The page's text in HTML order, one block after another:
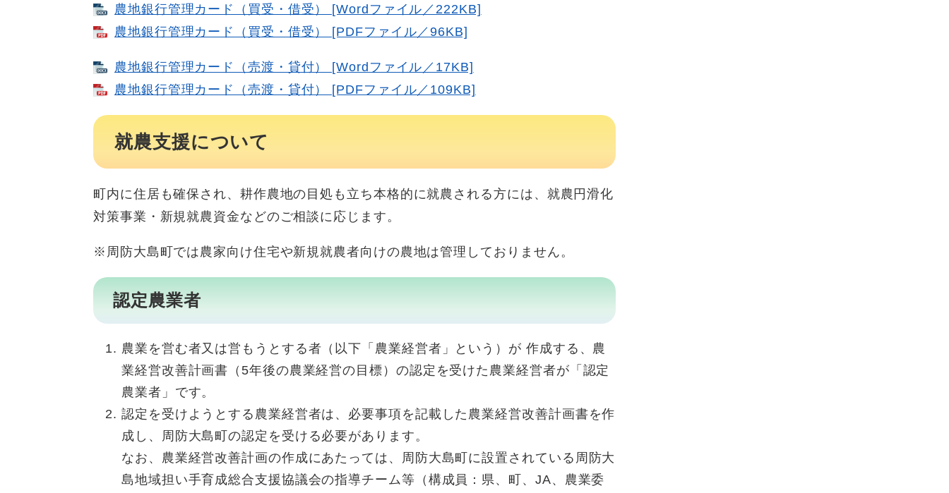
農地銀行管理カード（買受・借受） [Wordファイル／222KB]
農地銀行管理カード（買受・借受） [PDFファイル／96KB]
農地銀行管理カード（売渡・貸付） [Wordファイル／17KB]
農地銀行管理カード（売渡・貸付） [PDFファイル／109KB]
就農支援について
町内に住居も確保され、耕作農地の目処も立ち本格的に就農される方には、就農円滑化
対策事業・新規就農資金などのご相談に応じます。
※周防大島町では農家向け住宅や新規就農者向けの農地は管理しておりません。
認定農業者
農業を営む者又は営もうとする者（以下「農業経営者」という）が 作成する、農
業経営改善計画書（5年後の農業経営の目標）の認定を受けた農業経営者が「認定
農業者」です。
認定を受けようとする農業経営者は、必要事項を記載した農業経営改善計画書を作
成し、周防大島町の認定を受ける必要があります。
なお、農業経営改善計画の作成にあたっては、周防大島町に設置されている周防大
島地域担い手育成総合支援協議会の指導チーム等（構成員：県、町、JA、農業委